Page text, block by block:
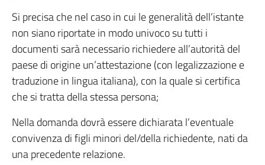
Si precisa che nel caso in cui le generalità dell’istante
non siano riportate in modo univoco su tutti i
documenti sarà necessario richiedere all’autorità del
paese di origine un’attestazione (con legalizzazione e
traduzione in lingua italiana), con la quale si certifica
che si tratta della stessa persona;
Nella domanda dovrà essere dichiarata l’eventuale
convivenza di figli minori del/della richiedente, nati da
una precedente relazione.